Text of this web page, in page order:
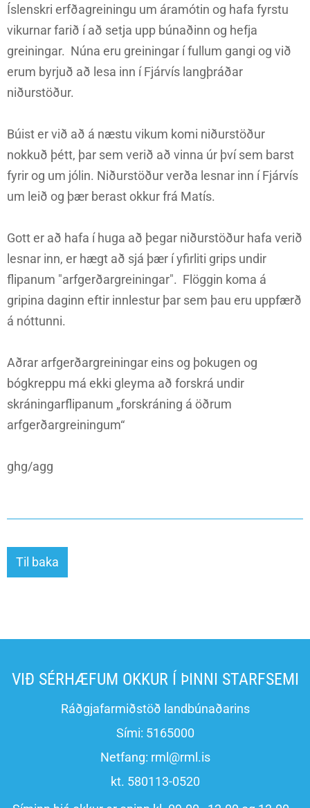
Íslenskri erfðagreiningu um áramótin og hafa fyrstu
vikurnar farið í að setja upp búnaðinn og hefja
greiningar. Núna eru greiningar í fullum gangi og við
erum byrjuð að lesa inn í Fjárvís langþráðar
niðurstöður.
Búist er við að á næstu vikum komi niðurstöður
nokkuð þétt, þar sem verið að vinna úr því sem barst
fyrir og um jólin. Niðurstöður verða lesnar inn í Fjárvís
um leið og þær berast okkur frá Matís.
Gott er að hafa í huga að þegar niðurstöður hafa verið
lesnar inn, er hægt að sjá þær í yfirliti grips undir
flipanum "arfgerðargreiningar". Flöggin koma á
gripina daginn eftir innlestur þar sem þau eru uppfærð
á nóttunni.
Aðrar arfgerðargreiningar eins og þokugen og
bógkreppu má ekki gleyma að forskrá undir
skráningarflipanum „forskráning á öðrum
arfgerðargreiningum“
ghg/agg
Til baka
VIÐ SÉRHÆFUM OKKUR Í ÞINNI STARFSEMI
Ráðgjafarmiðstöð landbúnaðarins
Sími: 5165000
Netfang: rml@rml.is
kt. 580113-0520